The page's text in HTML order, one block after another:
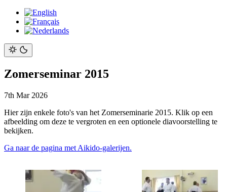
Zomerseminar 2015
7th Mar 2026
Hier zijn enkele foto's van het Zomerseminarie 2015. Klik op een
afbeelding om deze te vergroten en een optionele diavoorstelling te
bekijken.
Ga naar de pagina met Aikido-galerijen.